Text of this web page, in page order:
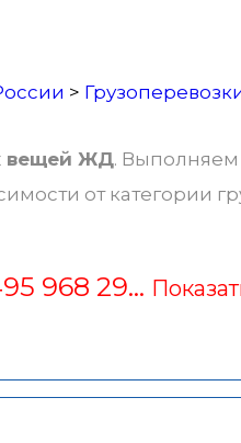
>
вещей ЖД. Выполняем
от
968 29...